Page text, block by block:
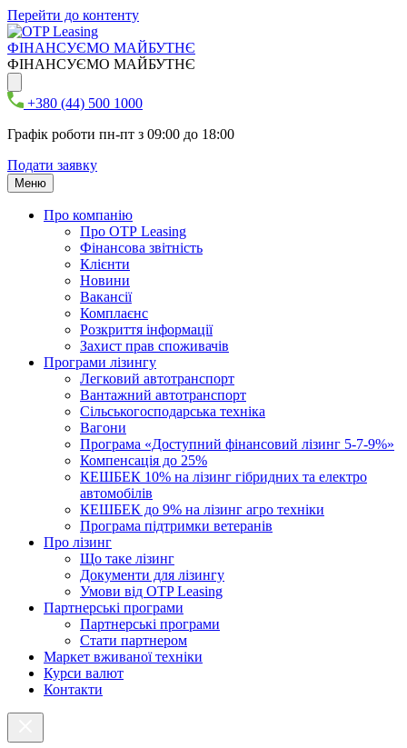
Перейти до контенту
ФІНАНСУЄМО МАЙБУТНЄ
ФІНАНСУЄМО МАЙБУТНЄ
+380 (44) 500 1000
Графік роботи пн-пт з 09:00 до 18:00
Подати заявку
Меню
Про компанію
Про ОТР Leasing
Фінансова звітність
Клієнти
Новини
Вакансії
Комплаєнс
Розкриття інформації
Захист прав споживачів
Програми лізингу
Легковий автотранспорт
Вантажний автотранспорт
Cільськогосподарська техніка
Вагони
Програма «Доступний фінансовий лізинг 5-7-9%»
Компенсація до 25%
КЕШБЕК 10% на лізинг гібридних та електро
автомобілів
КЕШБЕК до 9% на лізинг агро техніки
Програма підтримки ветеранів
Про лізинг
Що таке лізинг
Документи для лізингу
Умови від OTP Leasing
Партнерські програми
Партнерські програми
Стати партнером
Маркет вживаної техніки
Курси валют
Контакти